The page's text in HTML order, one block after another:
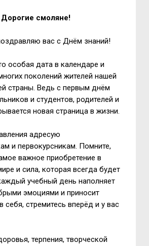
Дорогие смоляне!
вас с Днём знаний!
особая дата в календаре и
поколений жителей нашей
страны. Ведь с первым днём
и студентов, родителей и
новая страница в жизни.
адресую
и первокурсникам. Помните,
важное приобретение в
и сила, которая всегда будет
учебный день наполняет
эмоциями и приносит
себя, стремитесь вперёд и у вас
терпения, творческой